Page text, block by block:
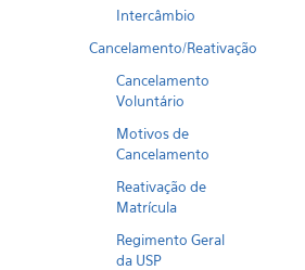
Intercâmbio
Cancelamento/Reativação
Cancelamento
Voluntário
Motivos de
Cancelamento
Reativação de
Matrícula
Regimento Geral
da USP